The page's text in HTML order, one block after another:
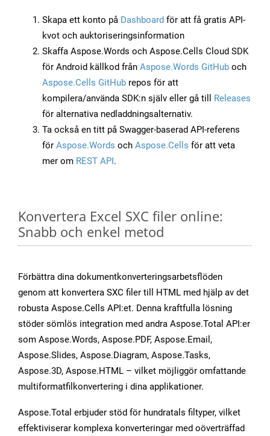
Skapa ett konto på Dashboard för att få gratis API-
kvot och auktoriseringsinformation
Skaffa Aspose.Words och Aspose.Cells Cloud SDK
för Android källkod från Aspose.Words GitHub och
Aspose.Cells GitHub repos för att
kompilera/använda SDK:n själv eller gå till Releases
för alternativa nedladdningsalternativ.
Ta också en titt på Swagger-baserad API-referens
för Aspose.Words och Aspose.Cells för att veta
mer om REST API.
Konvertera Excel SXC filer online:
Snabb och enkel metod
Förbättra dina dokumentkonverteringsarbetsflöden
genom att konvertera SXC filer till HTML med hjälp av det
robusta Aspose.Cells API:et. Denna kraftfulla lösning
stöder sömlös integration med andra Aspose.Total API:er
som Aspose.Words, Aspose.PDF, Aspose.Email,
Aspose.Slides, Aspose.Diagram, Aspose.Tasks,
Aspose.3D, Aspose.HTML – vilket möjliggör omfattande
multiformatfilkonvertering i dina applikationer.
Aspose.Total erbjuder stöd för hundratals filtyper, vilket
effektiviserar komplexa konverteringar med oöverträffad